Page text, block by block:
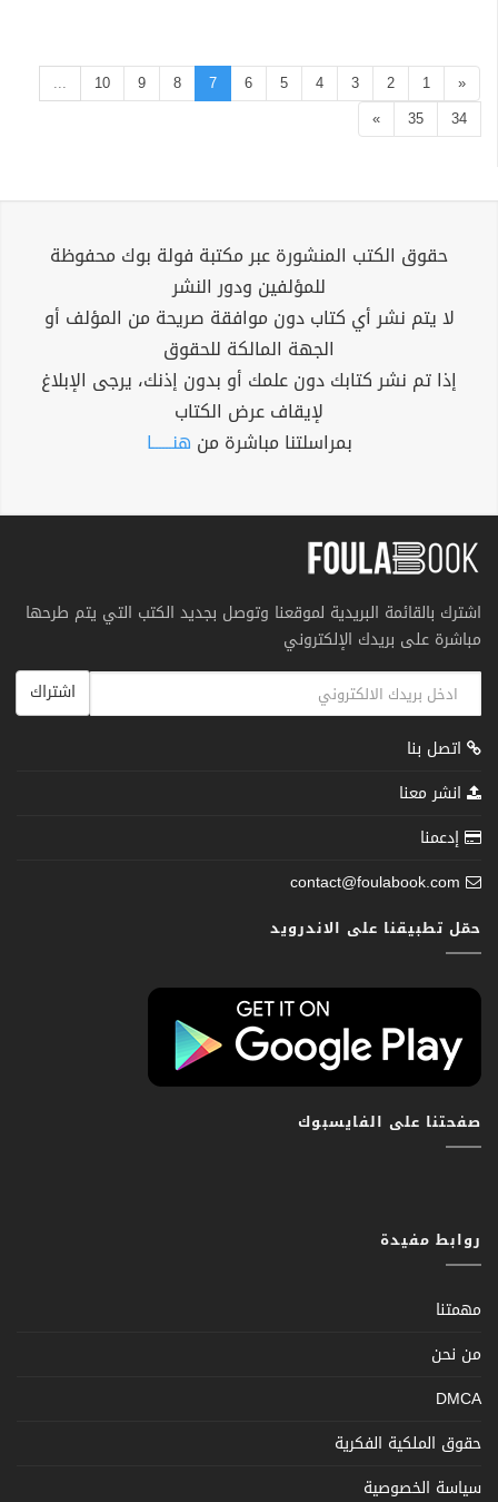
«
1
2
3
4
5
6
7
8
9
10
...
34
35
»
حقوق الكتب المنشورة عبر مكتبة فولة بوك محفوظة
للمؤلفين ودور النشر
لا يتم نشر أي كتاب دون موافقة صريحة من المؤلف أو
الجهة المالكة للحقوق
إذا تم نشر كتابك دون علمك أو بدون إذنك، يرجى الإبلاغ
لإيقاف عرض الكتاب
بمراسلتنا مباشرة من هنــــــا
اشترك بالقائمة البريدية لموقعنا وتوصل بجديد الكتب التي يتم طرحها
مباشرة على بريدك الإلكتروني
اشتراك
اتصل بنا
انشر معنا
إدعمنا
contact@foulabook.com
حمّل تطبيقنا على الاندرويد
صفحتنا على الفايسبوك
روابط مفيدة
مهمتنا
من نحن
DMCA
حقوق الملكية الفكرية
سياسة الخصوصية